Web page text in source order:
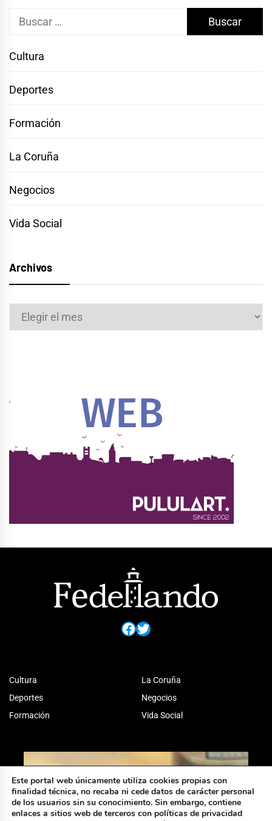
Buscar:
Cultura
Deportes
Formación
La Coruña
Negocios
Vida Social
Archivos
Archivos
Facebook
Twitter
Cultura
Deportes
Formación
La Coruña
Negocios
Vida Social
Este portal web únicamente utiliza cookies propias con
finalidad técnica, no recaba ni cede datos de carácter personal
de los usuarios sin su conocimiento. Sin embargo, contiene
enlaces a sitios web de terceros con políticas de privacidad